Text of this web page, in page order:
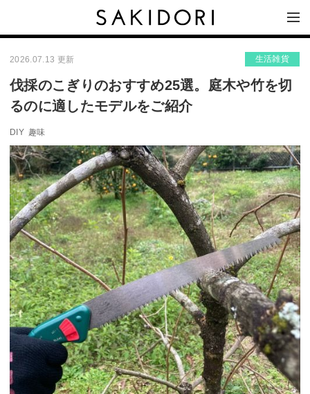
2026.07.13 更新 生活雑貨
伐採のこぎりのおすすめ25選。庭木や竹を切
るのに適したモデルをご紹介
DIY 趣味